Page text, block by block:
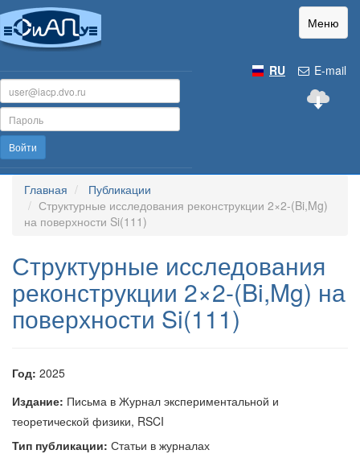
Меню
E-mail
RU
Войти
Главная
Публикации
Структурные исследования реконструкции 2×2-(Bi,Mg)
на поверхности Si(111)
Структурные исследования
реконструкции 2×2-(Bi,Mg) на
поверхности Si(111)
Год: 2025
Издание: Письма в Журнал экспериментальной и
теоретической физики, RSCI
Тип публикации: Статьи в журналах